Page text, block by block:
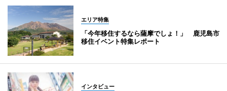
エリア特集
「今年移住するなら薩摩でしょ！」 鹿児島市
移住イベント特集レポート
インタビュー